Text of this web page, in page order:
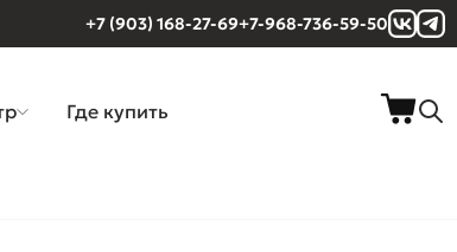
+7 (903) 168-27-69+7-968-736-59-50
Где купить